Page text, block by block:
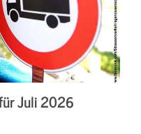
Juli 2026